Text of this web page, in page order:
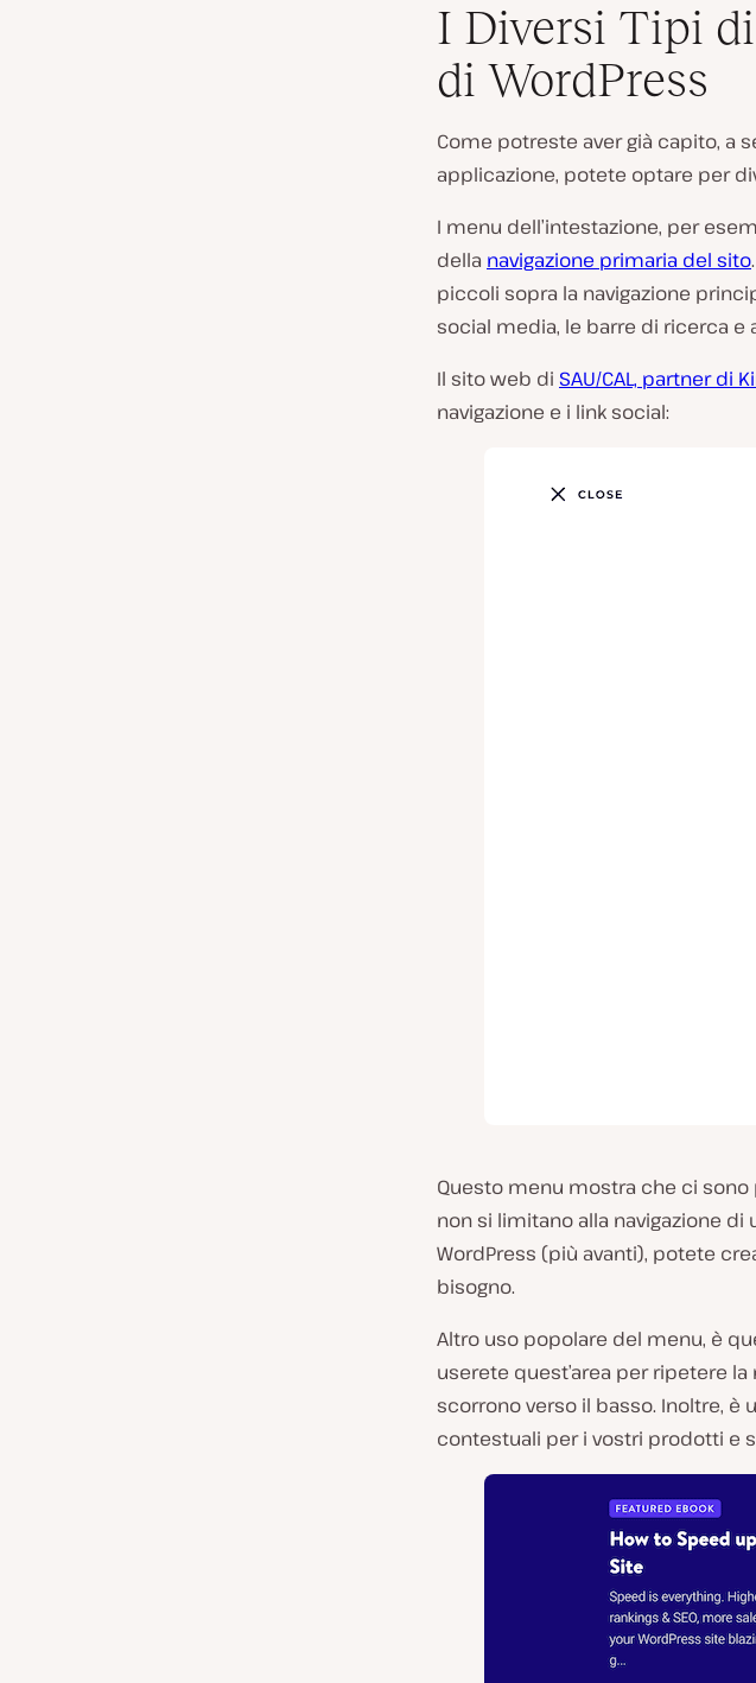
I Diversi Tipi
di WordPress
Come potreste aver già capito, a
applicazione, potete optare per
I menu dell’intestazione, per
della navigazione primaria del sito
piccoli sopra la navigazione
social media, le barre di ricerca e
Il sito web di SAU/CAL, partner di
navigazione e i link social:
Questo menu mostra che ci sono
non si limitano alla navigazione di
WordPress (più avanti), potete
bisogno.
Altro uso popolare del menu, è
userete quest’area per ripetere
scorrono verso il basso. Inoltre,
contestuali per i vostri prodotti e